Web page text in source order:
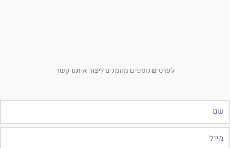
לפרטים נוספים מוזמנים ליצור איתנו קשר